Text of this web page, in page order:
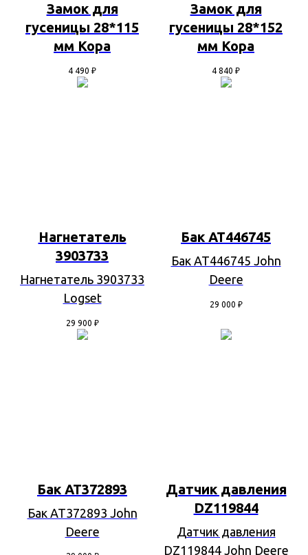
Замок для
гусеницы 28*115
мм Kopa
4 490 ₽
Замок для
гусеницы 28*152
мм Kopa
4 840 ₽
Нагнетатель
3903733
Нагнетатель 3903733
Logset
29 900 ₽
Бак AT446745
Бак AT446745 John
Deere
29 000 ₽
Бак AT372893
Бак AT372893 John
Deere
Датчик давления
DZ119844
Датчик давления
DZ119844 John Deere